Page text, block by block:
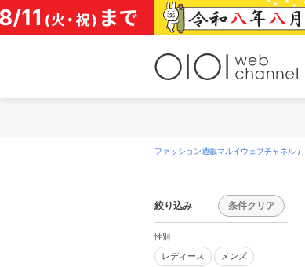
コ
ン
テ
ファッション通販マルイウェブチャネル /
絞り込み 条件クリア
性別
レディース
レディース メンズ
メンズ